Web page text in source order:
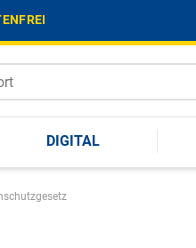
DIGITAL